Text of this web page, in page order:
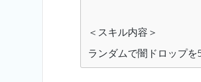
＜スキル内容＞
ランダムで闇ドロップを